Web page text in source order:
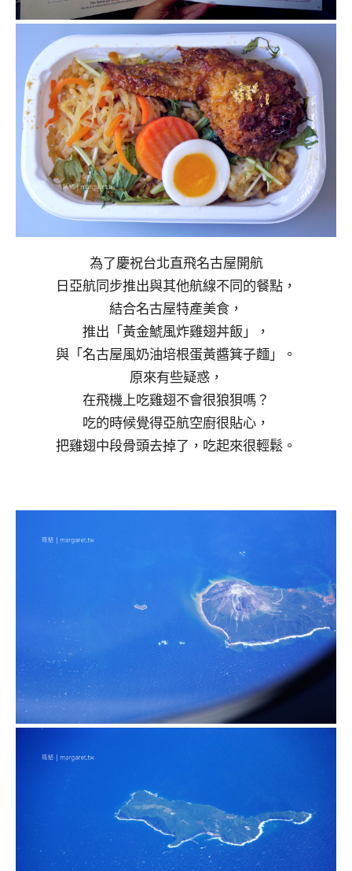
為了慶祝台北直飛名古屋開航
日亞航同步推出與其他航線不同的餐點，
結合名古屋特產美食，
推出「黃金鯱風炸雞翅丼飯」，
與「名古屋風奶油培根蛋黃醬箕子麵」。
原來有些疑惑，
在飛機上吃雞翅不會很狼狽嗎？
吃的時候覺得亞航空廚很貼心，
把雞翅中段骨頭去掉了，吃起來很輕鬆。